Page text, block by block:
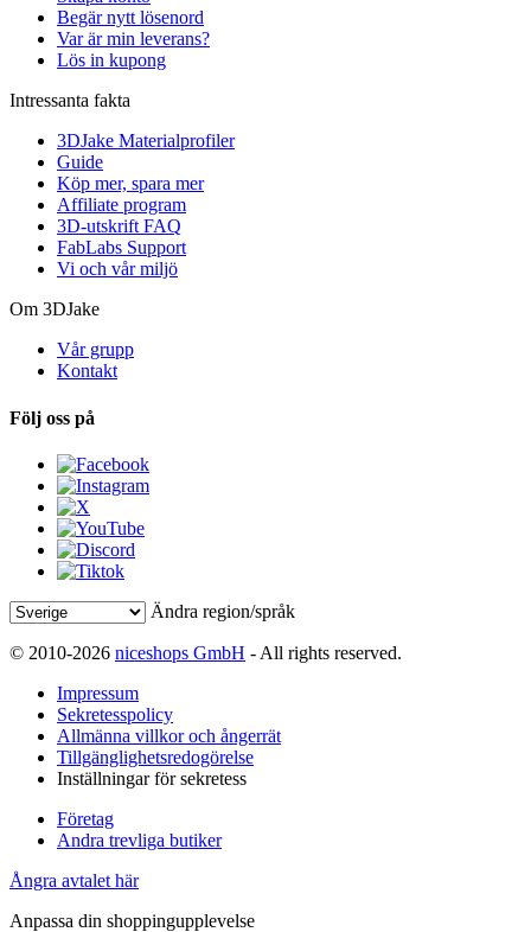
Begär nytt lösenord
Var är min leverans?
Lös in kupong
Intressanta fakta
3DJake Materialprofiler
Guide
Köp mer, spara mer
Affiliate program
3D-utskrift FAQ
FabLabs Support
Vi och vår miljö
Om 3DJake
Vår grupp
Kontakt
Följ oss på
Ändra region/språk
© 2010-2026 niceshops GmbH - All rights reserved.
Impressum
Sekretesspolicy
Allmänna villkor och ångerrät
Tillgänglighetsredogörelse
Inställningar för sekretess
Företag
Andra trevliga butiker
Ångra avtalet här
Anpassa din shoppingupplevelse